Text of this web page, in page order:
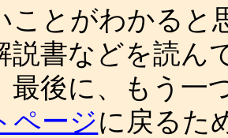
ことがわかると
説書などを読
最後に、もう一
ページに戻るた